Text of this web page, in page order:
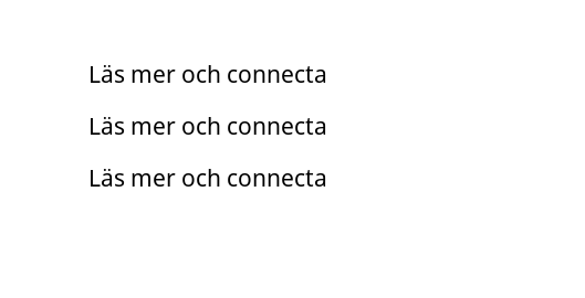
Läs mer och connecta
Läs mer och connecta
Läs mer och connecta